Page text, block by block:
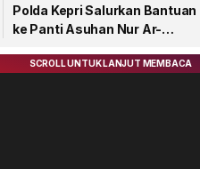
Polda Kepri Salurkan Bantuan
ke Panti Asuhan Nur Ar-